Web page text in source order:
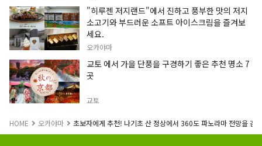
"히루젠 저지랜드"에서 진하고 풍부한 맛의 저지
소고기와 부드러운 소프트 아이스크림을 즐겨보
세요.
오카야마
교토 에서 가을 단풍을 구경하기 좋은 추천 명소 7
곳
교토
HOME 오카야마 초보자에게 추천! 나기초 산 정상에서 360도 파노라마 전망을 감